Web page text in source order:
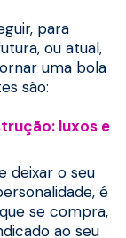
para
ou atual,
uma bola
são:
luxos e
deixar o seu
é
se compra,
ao seu